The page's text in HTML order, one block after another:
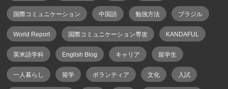
国際コミュニケーション 中国語 勉強方法 ブラジル
World Report 国際コミュニケーション専攻 KANDAFUL
英米語学科 English Blog キャリア 留学生
一人暮らし 留学 ボランティア 文化 入試